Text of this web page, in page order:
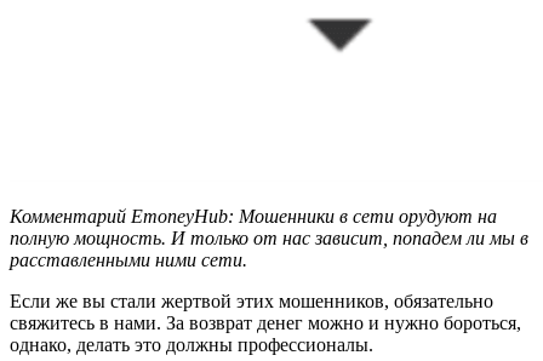
Комментарий EmoneyHub: Мошенники в сети орудуют на
полную мощность. И только от нас зависит, попадем ли мы в
расставленными ними сети.
Если же вы стали жертвой этих мошенников, обязательно
свяжитесь в нами. За возврат денег можно и нужно бороться,
однако, делать это должны профессионалы.